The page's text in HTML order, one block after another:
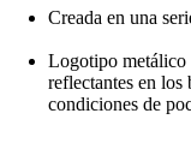
Creada en una
Logotipo
reflectantes en
condiciones de